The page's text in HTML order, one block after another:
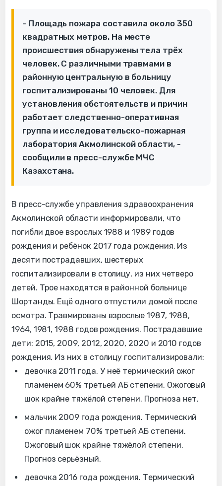
- Площадь пожара составила около 350
квадратных метров. На месте
происшествия обнаружены тела трёх
человек. С различными травмами в
районную центральную в больницу
госпитализированы 10 человек. Для
установления обстоятельств и причин
работает следственно-оперативная
группа и исследовательско-пожарная
лаборатория Акмолинской области, -
сообщили в пресс-службе МЧС
Казахстана.
В пресс-службе управления здравоохранения
Акмолинской области информировали, что
погибли двое взрослых 1988 и 1989 годов
рождения и ребёнок 2017 года рождения. Из
десяти пострадавших, шестерых
госпитализировали в столицу, из них четверо
детей. Трое находятся в районной больнице
Шортанды. Ещё одного отпустили домой после
осмотра. Травмированы взрослые 1987, 1988,
1964, 1981, 1988 годов рождения. Пострадавшие
дети: 2015, 2009, 2012, 2020, 2020 и 2010 годов
рождения. Из них в столицу госпитализировали:
девочка 2011 года. У неё термический ожог
пламенем 60% третьей АБ степени. Ожоговый
шок крайне тяжёлой степени. Прогноза нет.
мальчик 2009 года рождения. Термический
ожог пламенем 70% третьей АБ степени.
Ожоговый шок крайне тяжёлой степени.
Прогноз серьёзный.
девочка 2016 года рождения. Термический